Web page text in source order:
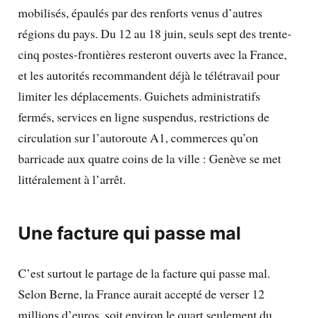
mobilisés, épaulés par des renforts venus d’autres
régions du pays. Du 12 au 18 juin, seuls sept des trente-
cinq postes-frontières resteront ouverts avec la France,
et les autorités recommandent déjà le télétravail pour
limiter les déplacements. Guichets administratifs
fermés, services en ligne suspendus, restrictions de
circulation sur l’autoroute A1, commerces qu’on
barricade aux quatre coins de la ville : Genève se met
littéralement à l’arrêt.
Une facture qui passe mal
C’est surtout le partage de la facture qui passe mal.
Selon Berne, la France aurait accepté de verser 12
millions d’euros, soit environ le quart seulement du